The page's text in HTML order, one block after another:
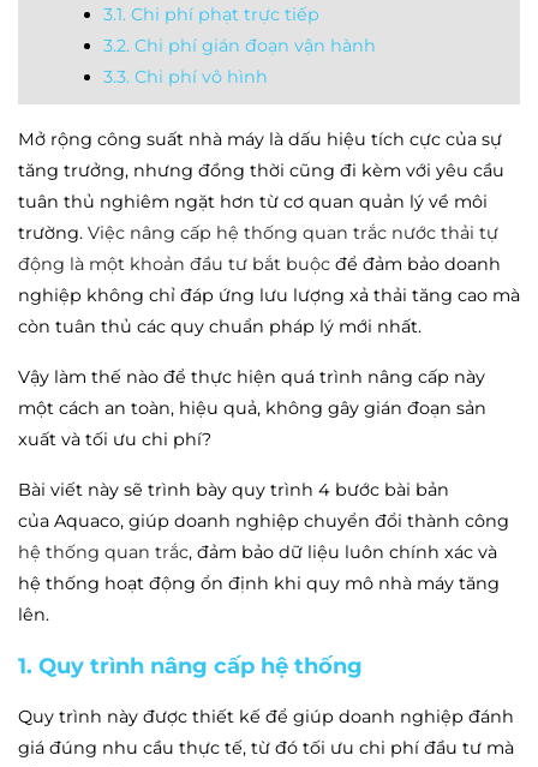
3.1. Chi phí phạt trực tiếp
3.2. Chi phí gián đoạn vận hành
3.3. Chi phí vô hình
Mở rộng công suất nhà máy là dấu hiệu tích cực của sự
tăng trưởng, nhưng đồng thời cũng đi kèm với yêu cầu
tuân thủ nghiêm ngặt hơn từ cơ quan quản lý về môi
trường. Việc nâng cấp hệ thống quan trắc nước thải tự
động là một khoản đầu tư bắt buộc để đảm bảo doanh
nghiệp không chỉ đáp ứng lưu lượng xả thải tăng cao mà
còn tuân thủ các quy chuẩn pháp lý mới nhất.
Vậy làm thế nào để thực hiện quá trình nâng cấp này
một cách an toàn, hiệu quả, không gây gián đoạn sản
xuất và tối ưu chi phí?
Bài viết này sẽ trình bày quy trình 4 bước bài bản
của Aquaco, giúp doanh nghiệp chuyển đổi thành công
hệ thống quan trắc, đảm bảo dữ liệu luôn chính xác và
hệ thống hoạt động ổn định khi quy mô nhà máy tăng
lên.
1. Quy trình nâng cấp hệ thống
Quy trình này được thiết kế để giúp doanh nghiệp đánh
giá đúng nhu cầu thực tế, từ đó tối ưu chi phí đầu tư mà